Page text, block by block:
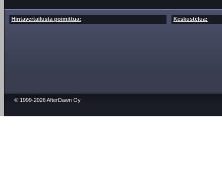
Hintavertailusta poimittua: Keskustelua:
© 1999-2026 AfterDawn Oy